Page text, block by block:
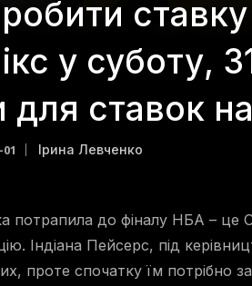
у суботу,
для ставок
Ірина Левченко
потрапила до фіналу НБА – це
Індіана Пейсерс, під
проте спочатку їм потрібно